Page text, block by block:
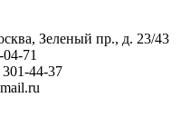
Зеленый пр., д. 23/43
71
44-37